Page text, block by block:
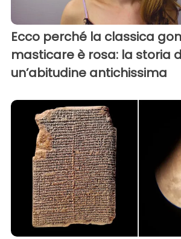
Ecco perché la classica
masticare è rosa: la storia
un’abitudine antichissima